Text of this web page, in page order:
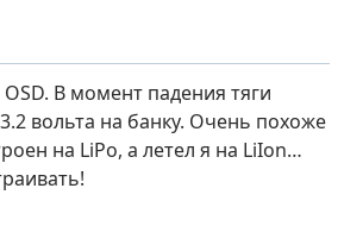
В момент падения тяги
вольта на банку. Очень похоже
на LiPo, а летел я на LiIon…